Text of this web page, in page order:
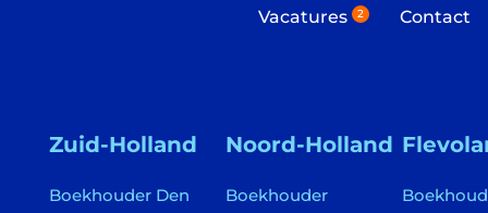
Vacatures
2
Contact
Zuid-Holland
Boekhouder Den
Noord-Holland
Boekhouder